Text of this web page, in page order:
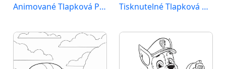
Animované Tlapková Patrola Tisknutelné Tlapková Patrola Obrázek